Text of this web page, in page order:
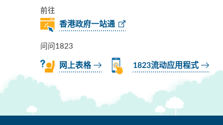
前往
香港政府一站通
问问1823
网上表格 1823流动应用程式